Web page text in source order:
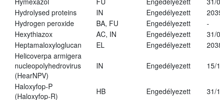
Hydrolysed proteins
IN Engedélyezett
Hydrogen peroxide
BA, FU Engedélyezett
-
Hexythiazox
AC, IN Engedélyezett
31/
Heptamaloxyloglucan
EL Engedélyezett
Helicoverpa armigera
nucleopolyhedrovirus
(HearNPV)
IN Engedélyezett 15/
Haloxyfop-P
(Haloxyfop-R)
HB Engedélyezett
31/